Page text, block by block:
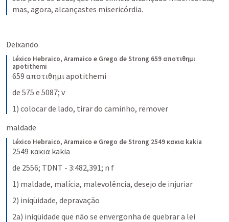
mas, agora, alcançastes misericórdia.
Deixando
Léxico Hebraico, Aramaico e Grego de Strong 659 αποτιθημι
apotithemi
659 αποτιθημι apotithemi
de 575 e 5087; v
1) colocar de lado, tirar do caminho, remover
maldade
Léxico Hebraico, Aramaico e Grego de Strong 2549 κακια kakia
2549 κακια kakia
de 2556; TDNT - 3:482,391; n f
1) maldade, malícia, malevolência, desejo de injuriar
2) iniqüidade, depravação
2a) iniqüidade que não se envergonha de quebrar a lei